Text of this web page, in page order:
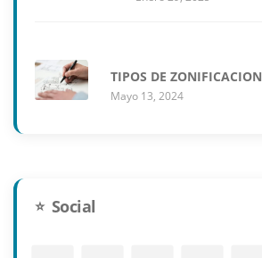
TIPOS DE ZONIFICACION
Mayo 13, 2024
Social